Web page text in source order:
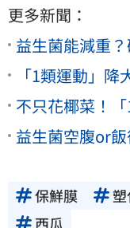
更多新聞：
益生菌能減重
「1類運動」
不只花椰菜！
益生菌空腹or
保鮮膜
西瓜